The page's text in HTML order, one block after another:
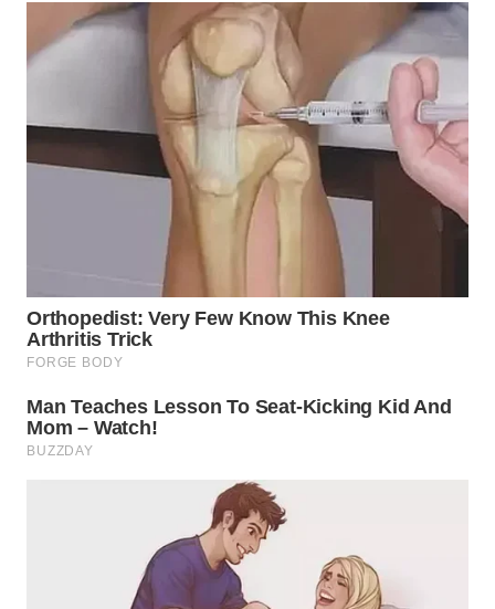
BINJAI
INDRAMAYU
WN
MAJALENGKA
WN
SUBANG
PURWAKARTA